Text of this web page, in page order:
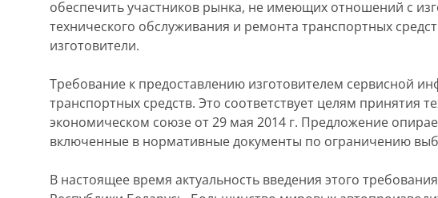
обеспечить участников рынка, не имеющих отношений с
технического обслуживания и ремонта транспортных
изготовители.
Требование к предоставлению изготовителем сервисной
транспортных средств. Это соответствует целям принятия
экономическом союзе от 29 мая 2014 г. Предложение
включенные в нормативные документы по ограничению
В настоящее время актуальность введения этого